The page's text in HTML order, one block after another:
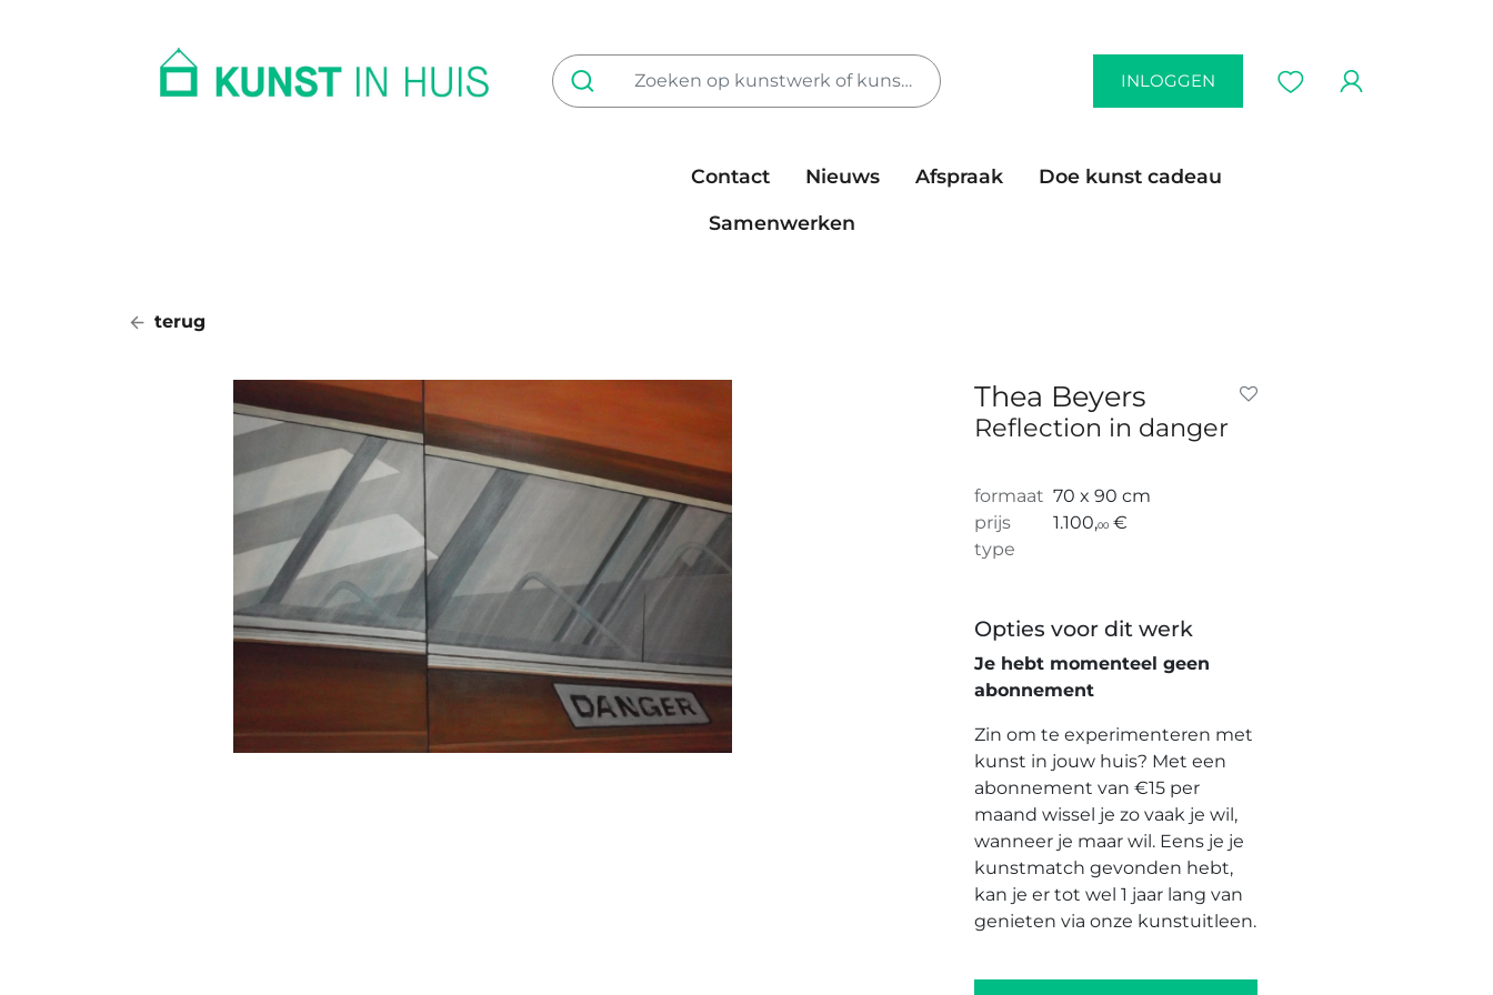
INLOGGEN
Contact Nieuws Afspraak
Doe kunst cadeau
Samenwerken
terug
Thea Beyers
Reflection in danger
formaat 70 x 90 cm
prijs
1.100,00 €
type
Opties voor dit werk
Je hebt momenteel geen
abonnement
Zin om te experimenteren met
kunst in jouw huis? Met een
abonnement van €15 per
maand wissel je zo vaak je wil,
wanneer je maar wil. Eens je je
kunstmatch gevonden hebt,
kan je er tot wel 1 jaar lang van
genieten via onze kunstuitleen.